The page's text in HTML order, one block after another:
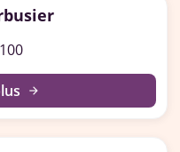
arrow_forward